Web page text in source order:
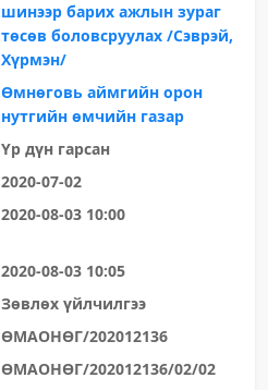
шинээр барих ажлын зураг
төсөв боловсруулах /Сэврэй,
Хүрмэн/
Өмнөговь аймгийн орон
нутгийн өмчийн газар
Үр дүн гарсан
2020-07-02
2020-08-03 10:00
2020-08-03 10:05
Зөвлөх үйлчилгээ
ӨМАОНӨГ/202012136
ӨМАОНӨГ/202012136/02/02